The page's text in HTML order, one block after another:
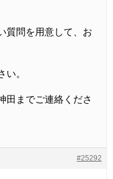
質問を用意して、お
い。
田までご連絡くださ
#25292